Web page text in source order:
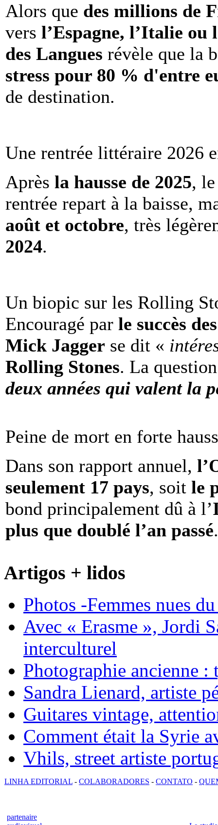
Alors que des millions de
vers l’Espagne, l’Italie ou
des Langues révèle que la
stress pour 80 % d'entre
de destination.
Une rentrée littéraire 2026
Après la hausse de 2025,
rentrée repart à la baisse,
août et octobre, très
2024.
Un biopic sur les Rolling
Encouragé par le succès
Mick Jagger se dit «
Rolling Stones. La
deux années qui valent la
Peine de mort en forte
Dans son rapport annuel,
seulement 17 pays, soit le
bond principalement dû à l’
plus que doublé l’an passé.
Artigos + lidos
Photos -Femmes nues
Avec « Erasme », Jordi
interculturel
Photographie ancienne :
Sandra Lienard, artiste
Guitares vintage,
Comment était la Syrie
Vhils, street artiste
LINHA EDITORIAL - COLABORADORES - CONTATO -
partenaire